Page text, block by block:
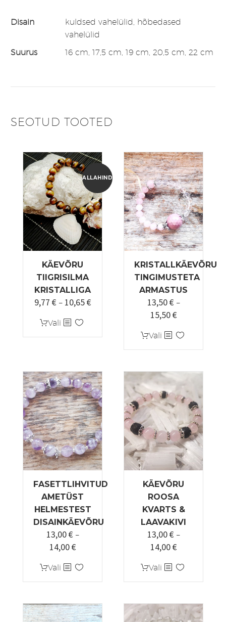
Disain
kuldsed vahelülid, hõbedased
vahelülid
Suurus
16 cm, 17,5 cm, 19 cm, 20,5 cm, 22 cm
SEOTUD TOOTED
ALLAHINDLUS!
KÄEVÕRU
TIIGRISILMA
KRISTALLIGA
9,77 € – 10,65€Hinnavahemik:
10,65 €
Vali Sellel
tootel
varianti.
Valikuid
saab
teha
tootelehel.
KRISTALLKÄEVÕRU
TINGIMUSTETA
ARMASTUS
13,50€ –
15,50€
kuni
15,50 €
Vali Sellel
tootel
mitu
varianti.
Valikuid
saab
teha
tootelehel.
FASETTLIHVITUD
AMETÜST
HELMESTEST
DISAINKÄEVÕRU
13,00€ –
14,00€Hinnavahemik:
kuni
14,00 €
Vali Sellel
tootel
mitu
varianti.
KÄEVÕRU
ROOSA
KVARTS &
LAAVAKIVI
13,00€ –
14,00€
kuni
14,00 €
Vali Sellel
tootel
mitu
varianti.